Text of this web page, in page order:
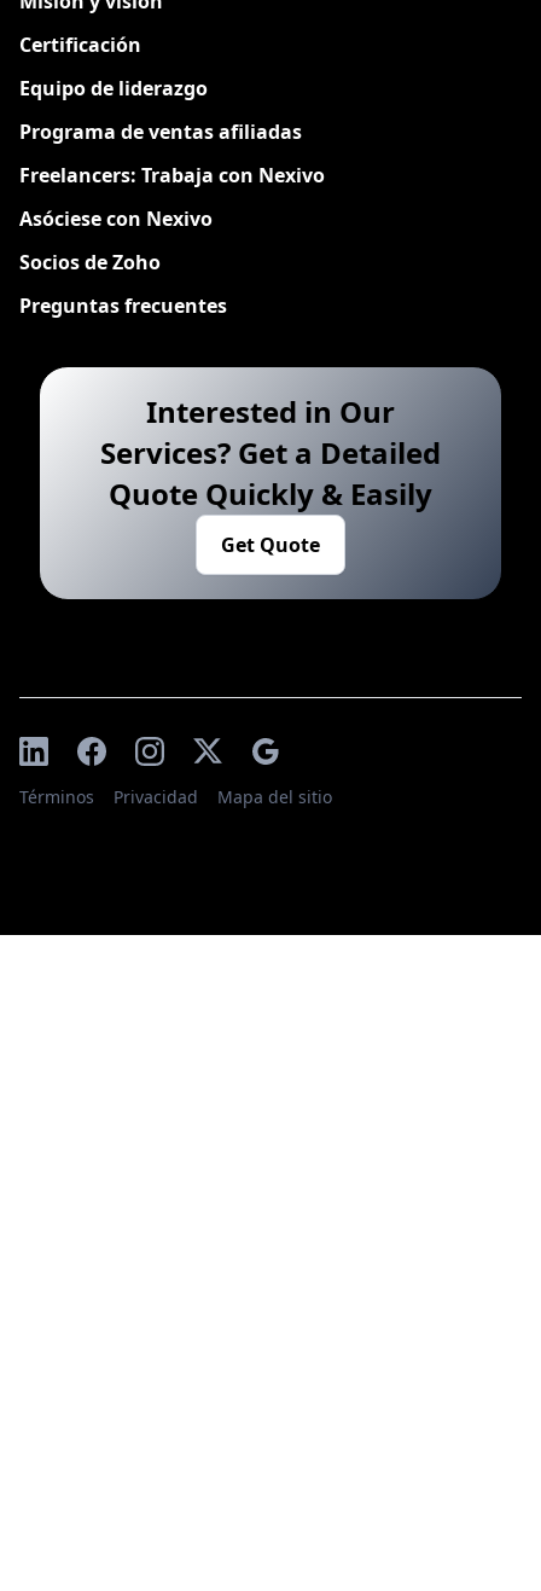
Certificación
Equipo de liderazgo
Programa de ventas afiliadas
Freelancers: Trabaja con Nexivo
Asóciese con Nexivo
Socios de Zoho
Preguntas frecuentes
Interested in Our
Services? Get a Detailed
Quote Quickly & Easily
Get Quote
Términos Privacidad Mapa del sitio